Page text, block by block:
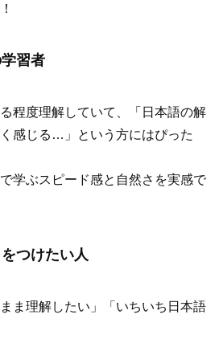
習者
程度理解していて、「日本語の解
感じる…」という方にはぴった
学ぶスピード感と自然さを実感で
つけたい人
ま理解したい」「いちいち日本語